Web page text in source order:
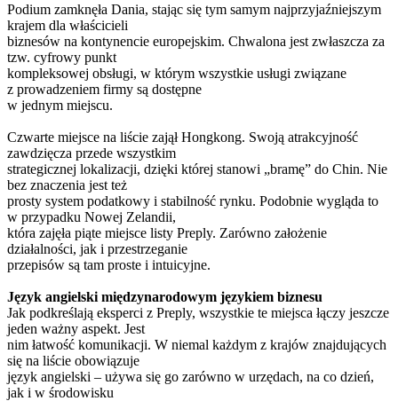
Podium zamknęła Dania, stając się tym samym najprzyjaźniejszym
krajem dla właścicieli
biznesów na kontynencie europejskim. Chwalona jest zwłaszcza za
tzw. cyfrowy punkt
kompleksowej obsługi, w którym wszystkie usługi związane
z prowadzeniem firmy są dostępne
w jednym miejscu.
Czwarte miejsce na liście zajął Hongkong. Swoją atrakcyjność
zawdzięcza przede wszystkim
strategicznej lokalizacji, dzięki której stanowi „bramę” do Chin. Nie
bez znaczenia jest też
prosty system podatkowy i stabilność rynku. Podobnie wygląda to
w przypadku Nowej Zelandii,
która zajęła piąte miejsce listy Preply. Zarówno założenie
działalności, jak i przestrzeganie
przepisów są tam proste i intuicyjne.
Język angielski międzynarodowym językiem biznesu
Jak podkreślają eksperci z Preply, wszystkie te miejsca łączy jeszcze
jeden ważny aspekt. Jest
nim łatwość komunikacji. W niemal każdym z krajów znajdujących
się na liście obowiązuje
język angielski – używa się go zarówno w urzędach, na co dzień,
jak i w środowisku